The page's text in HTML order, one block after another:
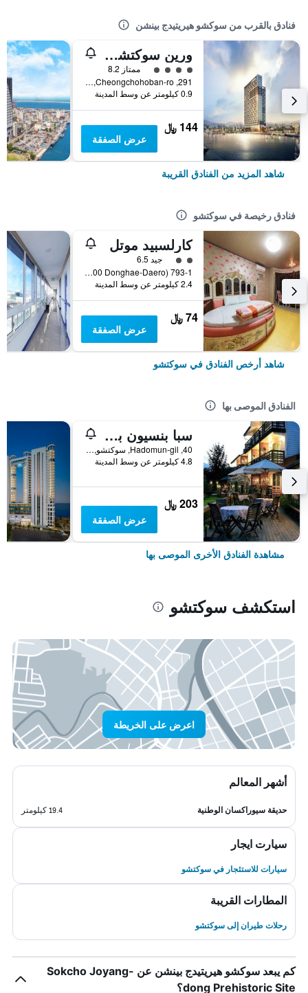
فنادق بالقرب من سوكشو هيريتيدج بينشن
ٔورين سوكتشو هوتل
تقييم فئة 4
ممتاز 8.2
291, Cheongchohoban-ro, سوكتشو, كوريا الجنوبية
0.9 كيلومتر عن وسط المدينة
144 ﷼
عرض الصفقة
شاهد المزيد من الفنادق القريبة
فنادق رخيصة في سوكتشو
كارلسبيد موتل
تقييم فئة 2
جيد 6.5
793-1 Gyo-Dong (4400 Donghae-Daero), سوكتشو, كوريا الجنوبية
2.4 كيلومتر عن وسط المدينة
74 ﷼
عرض الصفقة
شاهد أرخص الفنادق في سوكتشو
الفنادق الموصى بها
سبا بنسيون باسو
40, Hadomun-gil, سوكتشو, كوريا الجنوبية
4.8 كيلومتر عن وسط المدينة
203 ﷼
عرض الصفقة
مشاهدة الفنادق الأخرى الموصى بها
استكشف سوكتشو
اعرض على الخريطة
أشهر المعالم
حديقة سيوراكسان الوطنية 19.4 كيلومتر
سيارت ايجار
سيارات للاستئجار في سوكتشو
المطارات القريبة
رحلات طيران إلى سوكتشو
كم يبعد سوكشو هيريتيدج بينشن عن Sokcho Joyang-
dong Prehistoric Site؟